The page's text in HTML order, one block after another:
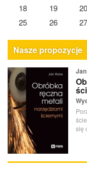
18
19 20
25
26 27
Nasze propozycje
się